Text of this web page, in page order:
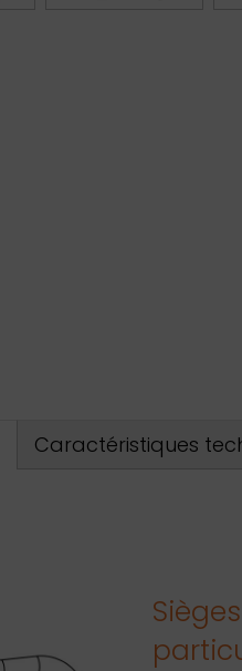
Caractéristiques